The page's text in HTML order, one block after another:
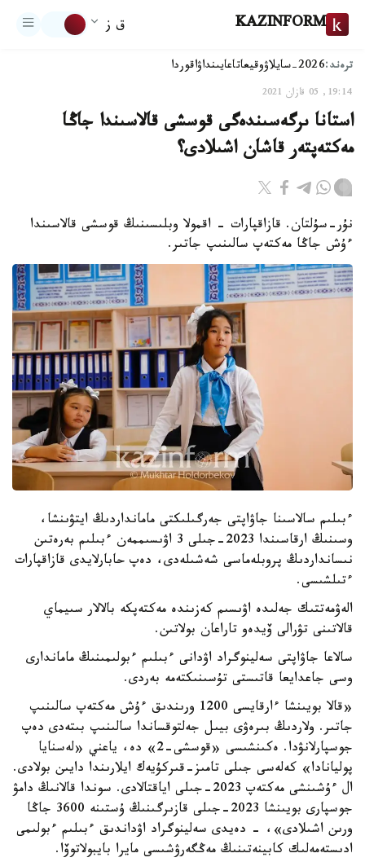
KAZINFORM ق ز
ترەند:2026-سايلاۋ وقيعاتاعايىنداۋاقوردا
19:14, 05 قازان 2021
استانا ىرگەسىندەگى قوسشى قالاسىندا جاڭا
مەكتەپتەر قاشان اشىلادى؟
نۇر-سۇلتان. قازاقپارات - اقمولا وبلىسىنىڭ قوسشى قالاسىندا
ءۇش جاڭا مەكتەپ سالىنىپ جاتىر.
ءبىلىم سالاسىنا جاۋاپتى جەرگىلىكتى مامانداردىڭ ايتۋىنشا،
وسىنىڭ ارقاسىندا 2023-جىلى 3 اۋىسىممەن ءبىلىم بەرەتىن
نىسانداردىڭ پروبلەماسى شەشىلەدى، دەپ حابارلايدى قازاقپارات
ءتىلشىسى.
الەۋمەتتىك جەلىدە اۋىسىم كەزىندە مەكتەپكە بالالار سىيماي
قالاتىنى تۋرالى ۆيدەو تاراعان بولاتىن.
سالاعا جاۋاپتى سەلينوگراد اۋدانى ءبىلىم ءبولىمىنىڭ ماماندارى
وسى جاعدايعا قاتىستى تۇسىنىكتەمە بەردى.
«قالا بويىنشا ءارقايسى 1200 ورىندىق ءۇش مەكتەپ سالىنىپ
جاتىر. ولاردىڭ بىرەۋى بيىل جەلتوقساندا سالىنىپ بىتەدى دەپ
جوسپارلانۋدا. ەكىنشىسى «قوسشى-2» دە، ياعني «لەسنايا
پوليانادا» كەلەسى جىلى تامىز-قىركۇيەك ايلارىندا دايىن بولادى.
ال ءۇشىنشى مەكتەپ 2023-جىلى اياقتالادى. سوندا قالانىڭ دامۋ
جوسپارى بويىنشا 2023-جىلى قازىرگىنىڭ ۇستىنە 3600 جاڭا
ورىن اشىلادى»، - دەيدى سەلينوگراد اۋداندىق ءبىلىم ءبولىمى
ادىستەمەلىك كابينەتىنىڭ مەڭگەرۋشىسى مايرا بايبولاتوۆا.